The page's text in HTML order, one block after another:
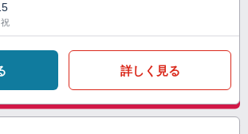
詳しく見る